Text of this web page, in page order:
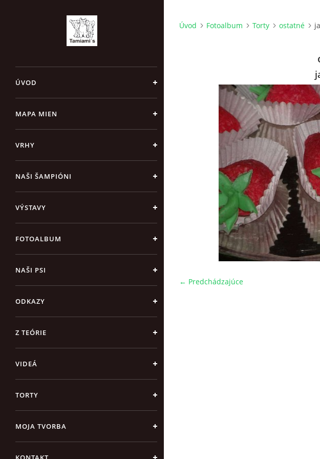
ÚVOD
MAPA MIEN
VRHY
NAŠI ŠAMPIÓNI
VÝSTAVY
FOTOALBUM
NAŠI PSI
ODKAZY
Z TEÓRIE
VIDEÁ
TORTY
MOJA TVORBA
Úvod Fotoalbum Torty ostatné
← Predchádzajúce